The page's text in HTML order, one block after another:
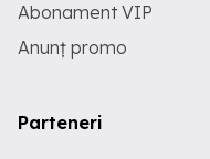
Abonament VIP
Anunț promo
Parteneri